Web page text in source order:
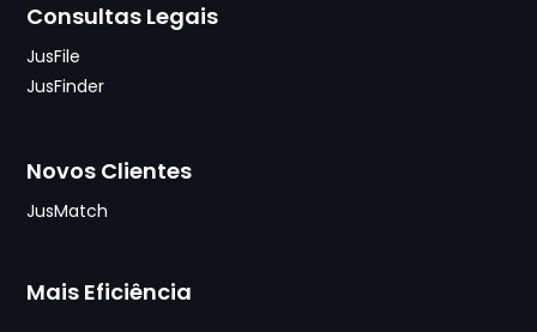
Consultas Legais
JusFile
JusFinder
Novos Clientes
JusMatch
Mais Eficiência